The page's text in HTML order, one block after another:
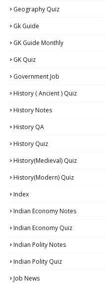
Geography Quiz
Gk Guide
GK Guide Monthly
GK Quiz
Government Job
History ( Ancient ) Quiz
History Notes
History QA
History Quiz
History(Medieval) Quiz
History(Modern) Quiz
Index
Indian Economy Notes
Indian Economy Quiz
Indian Polity Notes
Indian Polity Quiz
Job News